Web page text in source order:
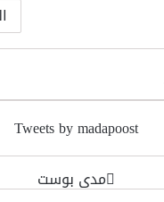
Tweets by madapoost
‏مدى بوست‏